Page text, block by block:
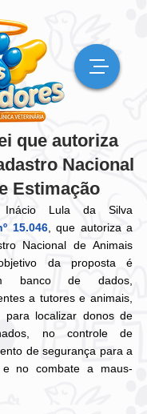
que autoriza
Nacional
Estimação
Inácio Lula da Silva
15.046, que autoriza a
Nacional de Animais
da proposta é
banco de dados,
a tutores e animais,
para localizar donos de
no controle de
de segurança para a
no combate a maus-